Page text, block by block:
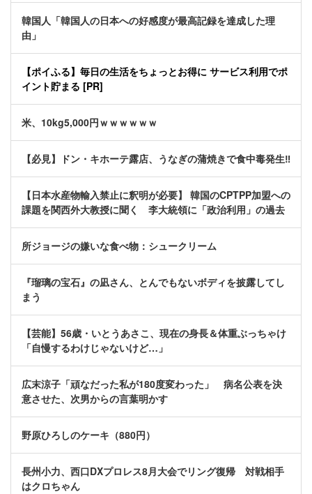
韓国人「韓国人の日本への好感度が最高記録を達成した理
由」
【ポイふる】毎日の生活をちょっとお得に サービス利用でポ
イント貯まる [PR]
米、10kg5,000円ｗｗｗｗｗｗ
【必見】ドン・キホーテ露店、うなぎの蒲焼きで食中毒発生‼
【日本水産物輸入禁止に釈明が必要】 韓国のCPTPP加盟への
課題を関西外大教授に聞く 李大統領に「政治利用」の過去
所ジョージの嫌いな食べ物：シュークリーム
『瑠璃の宝石』の凪さん、とんでもないボディを披露してし
まう
【芸能】56歳・いとうあさこ、現在の身長＆体重ぶっちゃけ
「自慢するわけじゃないけど…」
広末涼子「頑なだった私が180度変わった」 病名公表を決
意させた、次男からの言葉明かす
野原ひろしのケーキ（880円）
長州小力、西口DXプロレス8月大会でリング復帰 対戦相手
はクロちゃん